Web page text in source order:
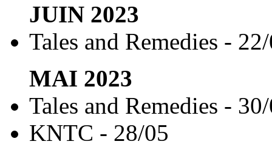
JUIN 2023
Tales and Remedies -
MAI 2023
Tales and Remedies -
KNTC - 28/05